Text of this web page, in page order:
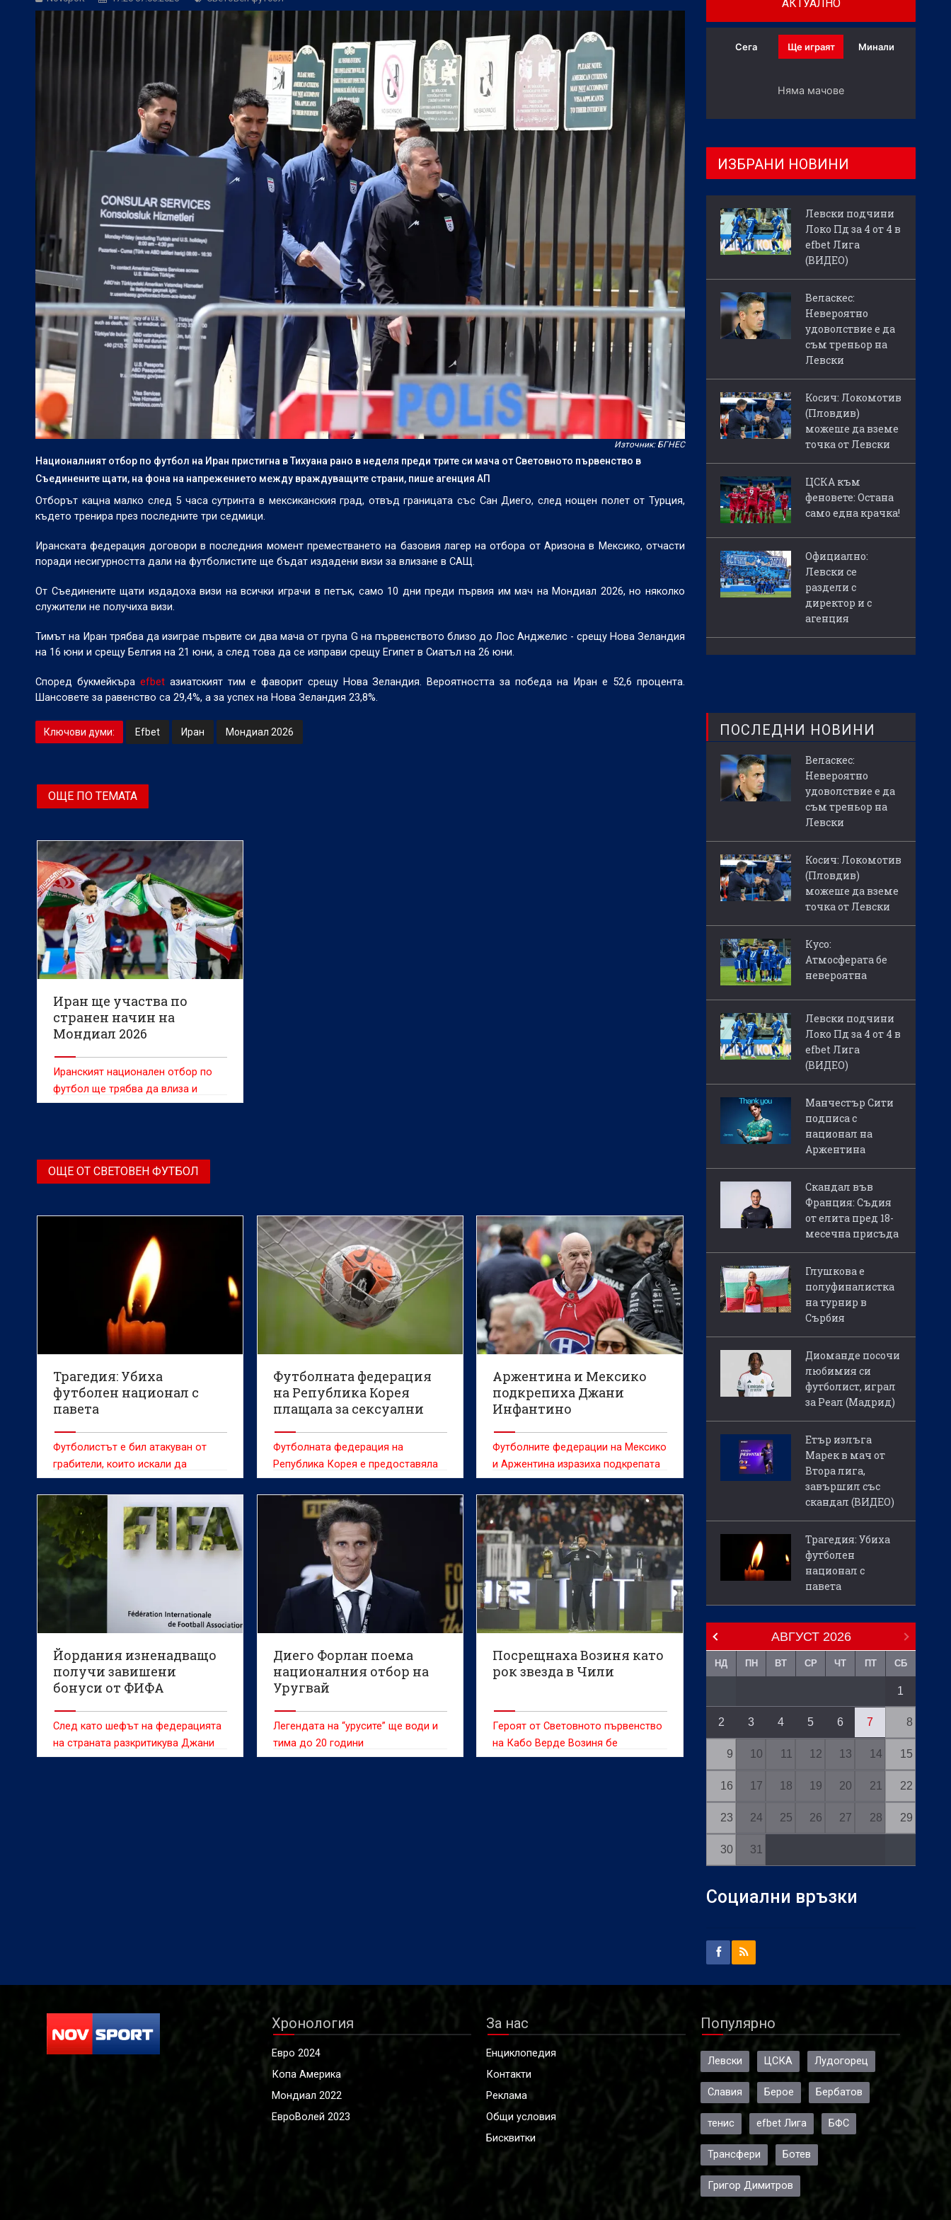
БГ Футбол:Веласкес: Невероятно удоволствие е да съм треньор на Левски
Косич: Локомотив (Пловдив) можеше да вземе точка от Левски
Източник: БГНЕС
Националният отбор по футбол на Иран пристигна в Тихуана рано в неделя преди трите си мача от Световното първенство в
Съединените щати, на фона на напрежението между враждуващите страни, пише агенция АП
Отборът кацна малко след 5 часа сутринта в мексиканския град, отвъд границата със Сан Диего, след нощен полет от Турция,
където тренира през последните три седмици.
Иранската федерация договори в последния момент преместването на базовия лагер на отбора от Аризона в Мексико, отчасти
поради несигурността дали на футболистите ще бъдат издадени визи за влизане в САЩ.
От Съединените щати издадоха визи на всички играчи в петък, само 10 дни преди първия им мач на Мондиал 2026, но няколко
служители не получиха визи.
Тимът на Иран трябва да изиграе първите си два мача от група G на първенството близо до Лос Анджелис - срещу Нова Зеландия
на 16 юни и срещу Белгия на 21 юни, а след това да се изправи срещу Египет в Сиатъл на 26 юни.
Според букмейкъра efbet азиатският тим е фаворит срещу Нова Зеландия. Вероятността за победа на Иран е 52,6 процента.
Шансовете за равенство са 29,4%, а за успех на Нова Зеландия 23,8%.
Ключови думи: Efbet Иран Мондиал 2026
ОЩЕ ПО ТЕМАТА
Иран ще участва по
странен начин на
Мондиал 2026
Иранският национален отбор по
футбол ще трябва да влиза и
излиза от САЩ в деня на всеки
цитиран от Франс прес.
ОЩЕ ОТ СВЕТОВЕН ФУТБОЛ
Трагедия: Убиха
футболен национал с
павета
Футболистът е бил атакуван от
грабители, които искали да
задигнат смартфона му
Футболната федерация
на Република Корея
плащала за сексуални
Футболната федерация на
Република Корея е предоставяла
сексуални забавления на
чуждестранни съдии между 2011 и
2012 г., съобщи информационната
агенция Yonhap, позовавайки се на
одитен доклад.
Аржентина и Мексико
подкрепиха Джани
Инфантино
Футболните федерации на Мексико
и Аржентина изразиха подкрепата
си за президента на ФИФА Джани
Инфантино в момент, в който
шефът на световния футбол е
изправен пред остри критики
заради вече оттегленото
предложение за продажба на част
от търговските права за
Световното първенство,
съобщава Ройтерс.
Йордания изненадващо
получи завишени
бонуси от ФИФА
След като шефът на федерацията
на страната разкритикува Джани
Инфантино
Диего Форлан поема
националния отбор на
Уругвай
Легендата на “урусите” ще води и
тима до 20 години
Посрещнаха Возиня като
рок звезда в Чили
Героят от Световното първенство
на Кабо Верде Возиня бе
посрещнат с грандиозно
АКТУАЛНО
Сега Ще играят Минали
Няма мачове
ИЗБРАНИ НОВИНИ
Левски подчини
Локо Пд за 4 от 4 в
efbet Лига
(ВИДЕО)
Веласкес:
Невероятно
удоволствие е да
съм треньор на
Левски
Косич: Локомотив
(Пловдив)
можеше да вземе
точка от Левски
ЦСКА към
феновете: Остана
само една крачка!
Официално:
Левски се
раздели с
директор и с
агенция
ПОСЛЕДНИ НОВИНИ
Веласкес:
Невероятно
удоволствие е да
съм треньор на
Левски
Косич: Локомотив
(Пловдив)
можеше да вземе
точка от Левски
Кусо:
Атмосферата бе
невероятна
Левски подчини
Локо Пд за 4 от 4 в
efbet Лига
(ВИДЕО)
Манчестър Сити
подписа с
национал на
Аржентина
Скандал във
Франция: Съдия
от елита пред 18-
месечна присъда
Глушкова е
полуфиналистка
на турнир в
Сърбия
Диоманде посочи
любимия си
футболист, играл
за Реал (Мадрид)
Етър излъга
Марек в мач от
Втора лига,
завършил със
скандал (ВИДЕО)
Трагедия: Убиха
футболен
национал с
павета
АВГУСТ 2026
НД ПН ВТ СР ЧТ ПТ СБ
1
2 3 4 5 6 7 8
9 10 11 12 13 14 15
16 17 18 19 20 21 22
23 24 25 26 27 28 29
30 31
Социални връзки
Хронология
Евро 2024
Копа Америка
Мондиал 2022
ЕвроВолей 2023
За нас
Енциклопедия
Контакти
Реклама
Общи условия
Бисквитки
Популярно
Левски ЦСКА Лудогорец
Славия Берое Бербатов
тенис efbet Лига БФС
Трансфери Ботев
Григор Димитров